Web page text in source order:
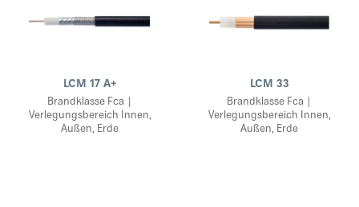
LCM 17 A+
Brandklasse Fca |
Verlegungsbereich Innen,
Außen, Erde
LCM 33
Brandklasse Fca |
Verlegungsbereich Innen,
Außen, Erde